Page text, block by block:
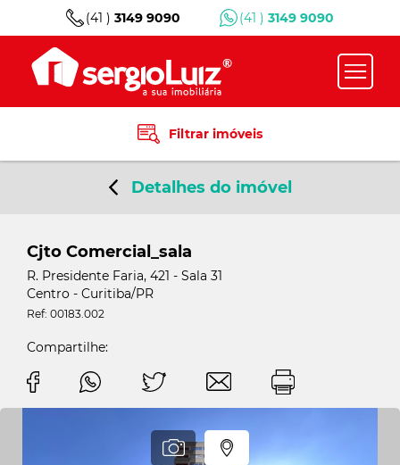
(41 )3149 9090 (41 ) 3149 9090
Filtrar imóveis
Detalhes do imóvel
Cjto Comercial_sala
R. Presidente Faria, 421 - Sala 31
Centro - Curitiba/PR
Ref: 00183.002
Compartilhe: